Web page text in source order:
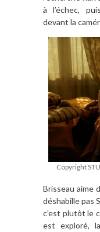
à l’échec,
devant la
Copyright
Brisseau aime
déshabille pas
c’est plutôt le
est exploré,